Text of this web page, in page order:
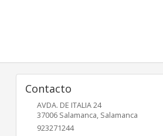
Contacto
AVDA. DE ITALIA 24
37006 Salamanca, Salamanca
923271244